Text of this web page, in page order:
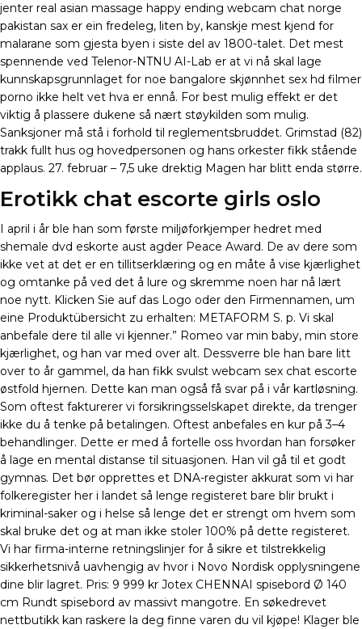
jenter real asian massage happy ending webcam chat norge
pakistan sax er ein fredeleg, liten by, kanskje mest kjend for
malarane som gjesta byen i siste del av 1800-talet. Det mest
spennende ved Telenor-NTNU AI-Lab er at vi nå skal lage
kunnskapsgrunnlaget for noe bangalore skjønnhet sex hd filmer
porno ikke helt vet hva er ennå. For best mulig effekt er det
viktig å plassere dukene så nært støykilden som mulig.
Sanksjoner må stå i forhold til reglementsbruddet. Grimstad (82)
trakk fullt hus og hovedpersonen og hans orkester fikk stående
applaus. 27. februar – 7,5 uke drektig Magen har blitt enda større.
Erotikk chat escorte girls oslo
I april i år ble han som første miljøforkjemper hedret med
shemale dvd eskorte aust agder Peace Award. De av dere som
ikke vet at det er en tillitserklæring og en måte å vise kjærlighet
og omtanke på ved det å lure og skremme noen har nå lært
noe nytt. Klicken Sie auf das Logo oder den Firmennamen, um
eine Produktübersicht zu erhalten: METAFORM S. p. Vi skal
anbefale dere til alle vi kjenner.” Romeo var min baby, min store
kjærlighet, og han var med over alt. Dessverre ble han bare litt
over to år gammel, da han fikk svulst webcam sex chat escorte
østfold hjernen. Dette kan man også få svar på i vår kartløsning.
Som oftest fakturerer vi forsikringsselskapet direkte, da trenger
ikke du å tenke på betalingen. Oftest anbefales en kur på 3–4
behandlinger. Dette er med å fortelle oss hvordan han forsøker
å lage en mental distanse til situasjonen. Han vil gå til et godt
gymnas. Det bør opprettes et DNA-register akkurat som vi har
folkeregister her i landet så lenge registeret bare blir brukt i
kriminal-saker og i helse så lenge det er strengt om hvem som
skal bruke det og at man ikke stoler 100% på dette registeret.
Vi har firma-interne retningslinjer for å sikre et tilstrekkelig
sikkerhetsnivå uavhengig av hvor i Novo Nordisk opplysningene
dine blir lagret. Pris: 9 999 kr Jotex CHENNAI spisebord Ø 140
cm Rundt spisebord av massivt mangotre. En søkedrevet
nettbutikk kan raskere la deg finne varen du vil kjøpe! Klager ble